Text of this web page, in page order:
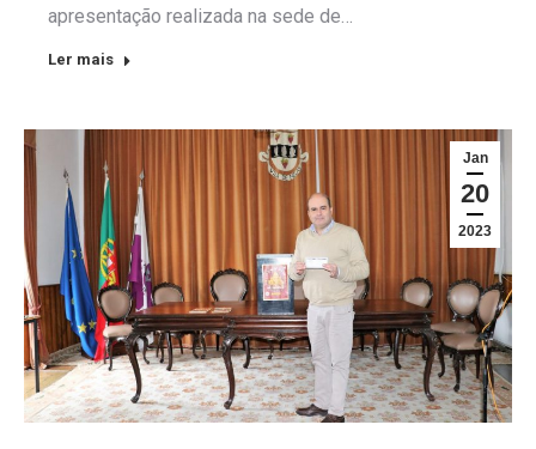
apresentação realizada na sede de…
Ler mais
Jan
20
2023